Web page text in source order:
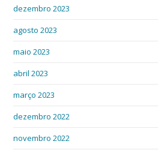
dezembro 2023
agosto 2023
maio 2023
abril 2023
março 2023
dezembro 2022
novembro 2022